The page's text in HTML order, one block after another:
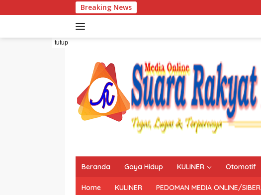
ke
Breaking News
tutup
Beranda Gaya Hidup KULINER Otomotif
Home KULINER PEDOMAN MEDIA ONLINE/SIBER